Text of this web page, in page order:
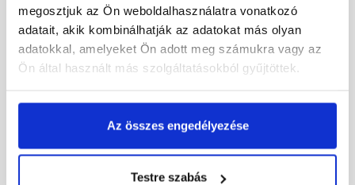
megosztjuk az Ön weboldalhasználatra vonatkozó
adatait, akik kombinálhatják az adatokat más olyan
adatokkal, amelyeket Ön adott meg számukra vagy az
Ön által használt más szolgáltatásokból gyűjtöttek.
Az összes engedélyezése
Testre szabás
Masterplast
Masterplast
Thermomaster szilikon